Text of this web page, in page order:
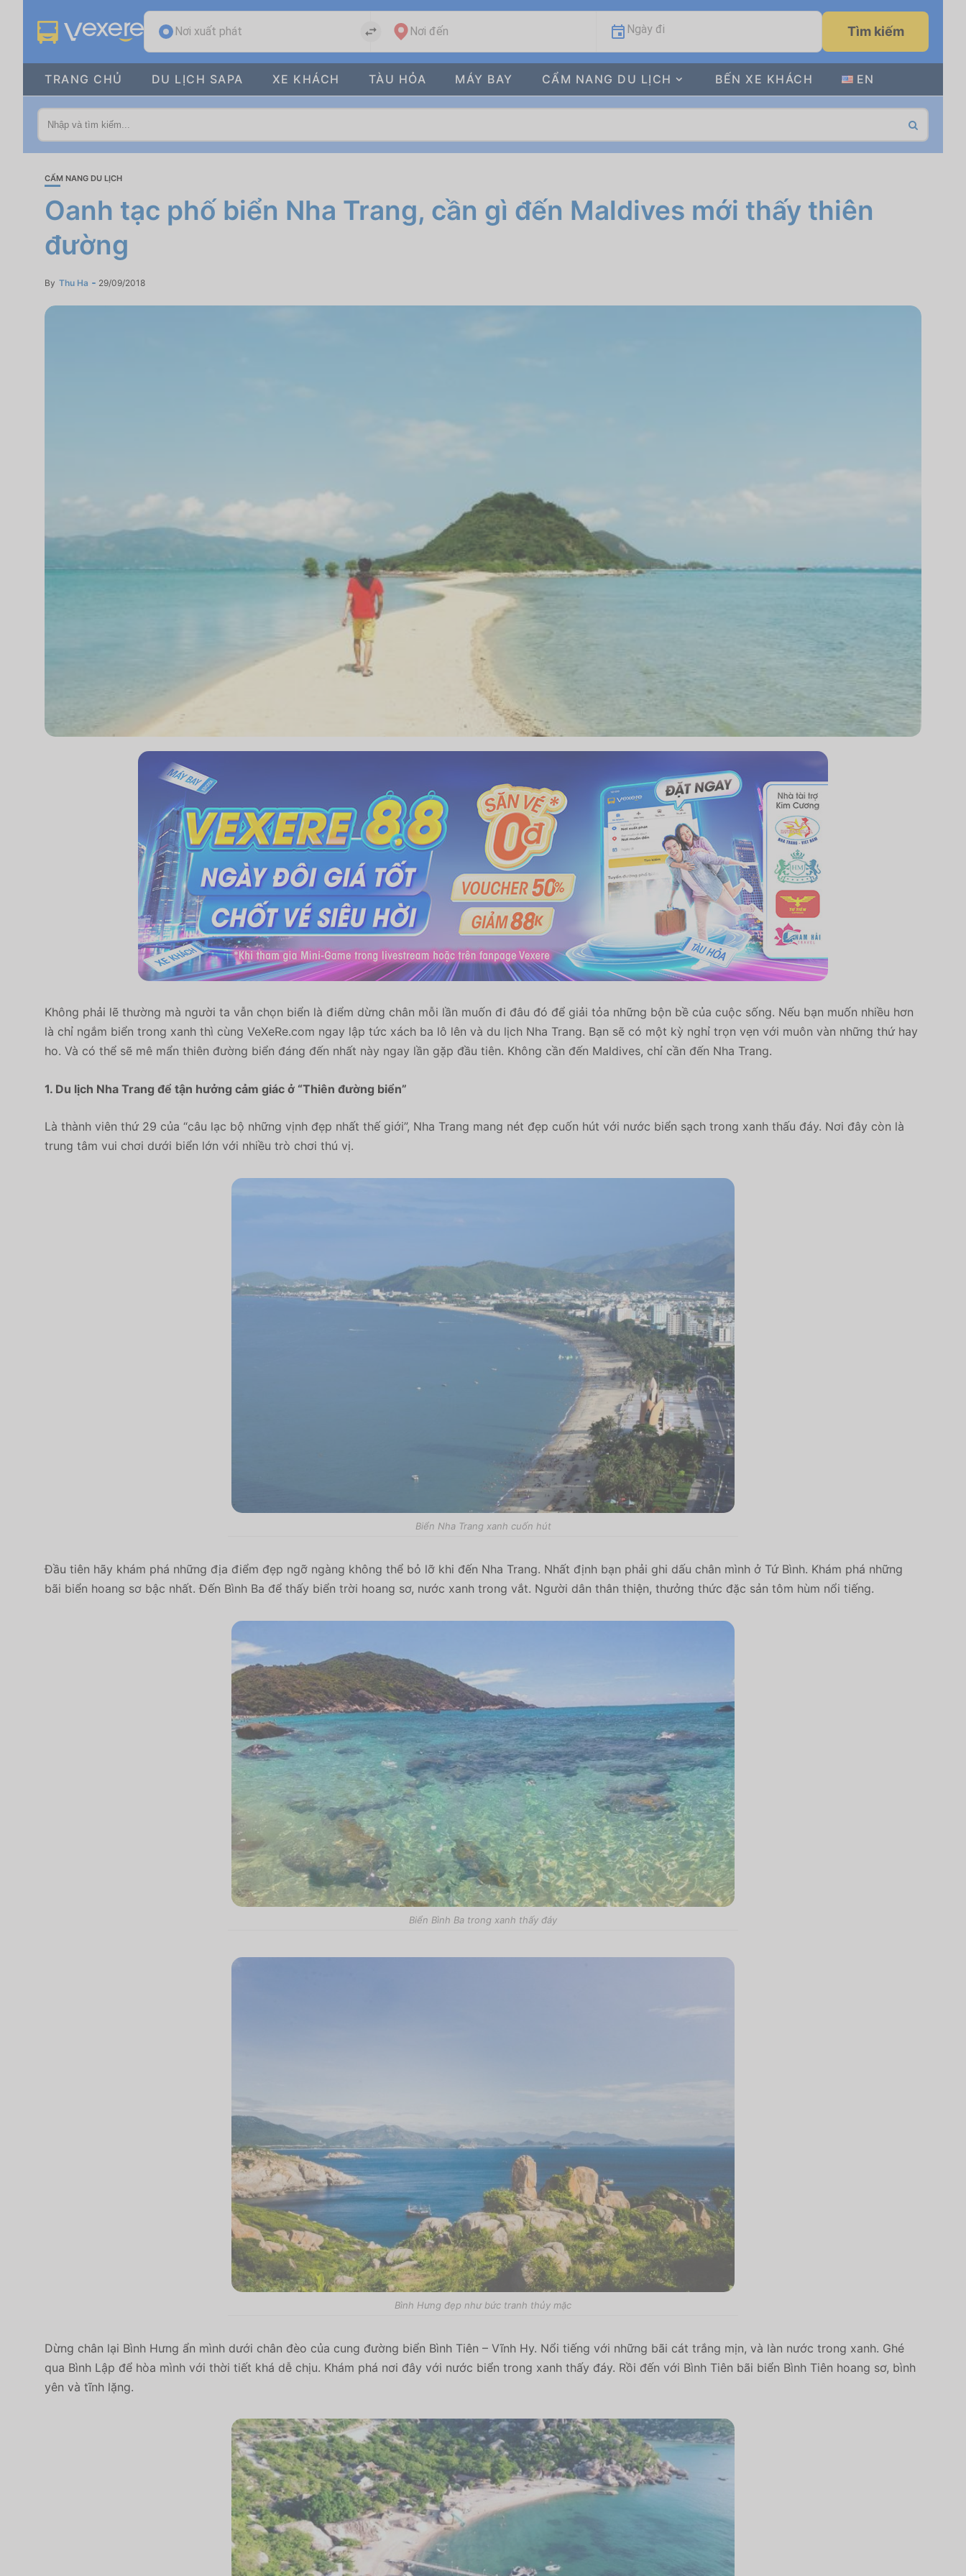
Nơi xuất phát Nơi đến Ngày đi Tìm kiếm
TRANG CHỦ DU LỊCH SAPA XE KHÁCH TÀU HỎA MÁY BAY CẨM NANG DU LỊCH BẾN XE KHÁCH EN
CẨM NANG DU LỊCH
Oanh tạc phố biển Nha Trang, cần gì đến Maldives mới thấy thiên
đường
By Thu Ha 29/09/2018
Không phải lẽ thường mà người ta vẫn chọn biển là điểm dừng chân mỗi lần muốn đi đâu đó để giải tỏa những bộn bề của cuộc sống. Nếu bạn muốn nhiều hơn
là chỉ ngắm biển trong xanh thì cùng VeXeRe.com ngay lập tức xách ba lô lên và du lịch Nha Trang. Bạn sẽ có một kỳ nghỉ trọn vẹn với muôn vàn những thứ hay
ho. Và có thể sẽ mê mẩn thiên đường biển đáng đến nhất này ngay lần gặp đầu tiên. Không cần đến Maldives, chỉ cần đến Nha Trang.
1. Du lịch Nha Trang để tận hưởng cảm giác ở “Thiên đường biển”
Là thành viên thứ 29 của “câu lạc bộ những vịnh đẹp nhất thế giới”, Nha Trang mang nét đẹp cuốn hút với nước biển sạch trong xanh thấu đáy. Nơi đây còn là
trung tâm vui chơi dưới biển lớn với nhiều trò chơi thú vị.
Biển Nha Trang xanh cuốn hút
Đầu tiên hãy khám phá những địa điểm đẹp ngỡ ngàng không thể bỏ lỡ khi đến Nha Trang. Nhất định bạn phải ghi dấu chân mình ở Tứ Bình. Khám phá những
bãi biển hoang sơ bậc nhất. Đến Bình Ba để thấy biển trời hoang sơ, nước xanh trong vắt. Người dân thân thiện, thưởng thức đặc sản tôm hùm nổi tiếng.
Biển Bình Ba trong xanh thấy đáy
Bình Hưng đẹp như bức tranh thủy mặc
Dừng chân lại Bình Hưng ẩn mình dưới chân đèo của cung đường biển Bình Tiên – Vĩnh Hy. Nổi tiếng với những bãi cát trắng mịn, và làn nước trong xanh. Ghé
qua Bình Lập để hòa mình với thời tiết khá dễ chịu. Khám phá nơi đây với nước biển trong xanh thấy đáy. Rồi đến với Bình Tiên bãi biển Bình Tiên hoang sơ, bình
yên và tĩnh lặng.